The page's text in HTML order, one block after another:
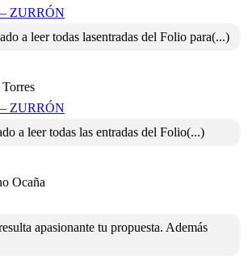
ZURRÓN
a leer todas lasentradas del Folio para(...)
ZURRÓN
a leer todas las entradas del Folio(...)
Ocaña
apasionante tu propuesta. Además